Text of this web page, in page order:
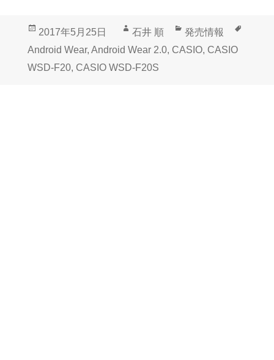
投
稿
日:
2017年5月25日
作
成
者
石井 順
カ
テ
発売情報
Android Wear, Android Wear 2.0, CASIO, CASIO
WSD-F20, CASIO WSD-F20S